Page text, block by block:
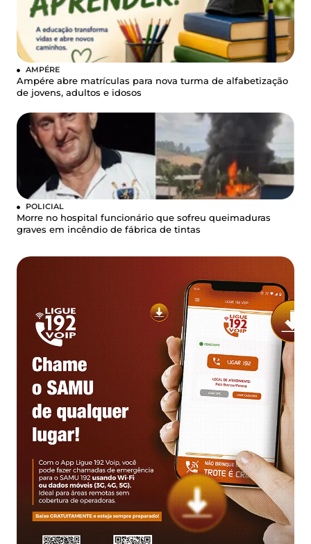
AMPÉRE
Ampére abre matrículas para nova turma de alfabetização
de jovens, adultos e idosos
POLICIAL
Morre no hospital funcionário que sofreu queimaduras
graves em incêndio de fábrica de tintas